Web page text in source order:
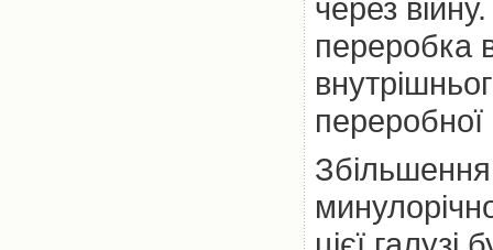
через
переробка
Збільшення